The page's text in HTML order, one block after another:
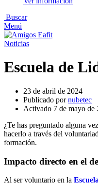
Buscar
Menú
Noticias
Escuela de
23 de abril de 2024
Publicado por nubetec
Activado 7 de mayo de
¿Te has preguntado alguna
hacerlo a través del
formación.
Impacto directo en el
Al ser voluntario en la